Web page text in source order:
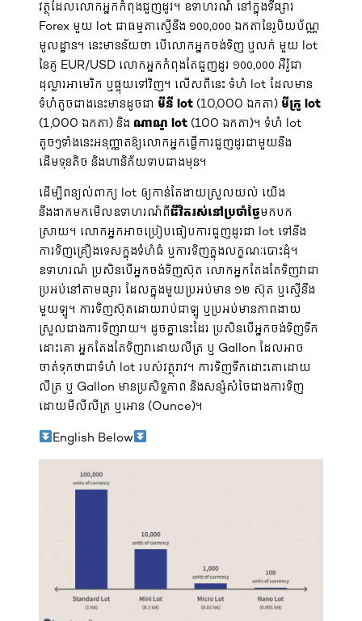
វត្ថុដែលលោកអ្នកកំពុងជួញដូរ។ ឧទាហរណ៍ នៅក្នុងទីផ្សារ
Forex មួយ lot ជាធម្មតាស្មើនឹង ១០០,០០០ ឯកតានៃរូបិយប័ណ្ណ
មូលដ្ឋាន។ នេះមានន័យថា បើលោកអ្នកចង់ទិញ ឬលក់ មួយ lot
នៃគូ EUR/USD លោកអ្នកកំពុងតែជួញដូរ ១០០,០០០ អឺរ៉ូជា
ដុល្លារអាមេរិក ឬផ្ទុយទៅវិញ។ លើសពីនេះ ទំហំ lot ដែលមាន
ទំហំតូចជាងនេះមានដូចជា មីនី lot (10,000 ឯកតា) មីក្រូ lot
(1,000 ឯកតា) និង ណាណូ lot (100 ឯកតា)។ ទំហំ lot
តូចៗទាំងនេះអនុញ្ញាតឱ្យលោកអ្នកធ្វើការជួញដូរជាមួយនឹង
ដើមទុនតិច និងហានិភ័យទាបជាងមុន។
ដើម្បីពន្យល់ពាក្យ lot ឲ្យកាន់តែងាយស្រួលយល់ យើង
នឹងងាកមកមើលឧទាហរណ៍ពីជីវិតរស់នៅប្រចាំថ្ងៃមកបក
ស្រាយ។ លោកអ្នកអាចប្រៀបធៀបការជួញដូរជា lot ទៅនឹង
ការទិញគ្រឿងទេសក្នុងទំហំធំ ឬការទិញក្នុងលក្ខណៈបោះដុំ។
ឧទាហរណ៍ ប្រសិនបើអ្នកចង់ទិញស៊ុត លោកអ្នកតែងតែទិញវាជា
ប្រអប់នៅតាមផ្សារ ដែលក្នុងមួយប្រអប់មាន ១២ ស៊ុត ឬស្មើនឹង
មួយឡូ។ ការទិញស៊ុតដោយរាប់ជាឡូ ឬប្រអប់មានភាពងាយ
ស្រួលជាងការទិញរាយ។ ដូចគ្នានេះដែរ ប្រសិនបើអ្នកចង់ទិញទឹក
ដោះគោ អ្នកតែងតែទិញវាដោយលីត្រ ឬ Gallon ដែលអាច
ចាត់ទុកថាជាទំហំ lot របស់វត្ថុរាវ។ ការទិញទឹកដោះគោដោយ
លីត្រ ឬ Gallon មានប្រសិទ្ធភាព និងសន្សំសំចៃជាងការទិញ
ដោយមីលីលីត្រ ឬអោន (Ounce)។
English Below